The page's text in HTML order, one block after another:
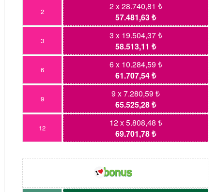
2
2 x 28.740,81 ₺
57.481,63 ₺
3
3 x 19.504,37 ₺
58.513,11 ₺
6
6 x 10.284,59 ₺
61.707,54 ₺
9
9 x 7.280,59 ₺
65.525,28 ₺
12
12 x 5.808,48 ₺
69.701,78 ₺